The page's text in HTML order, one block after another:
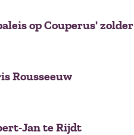
op Couperus' zolder
Rousseeuw
Jan te Rijdt